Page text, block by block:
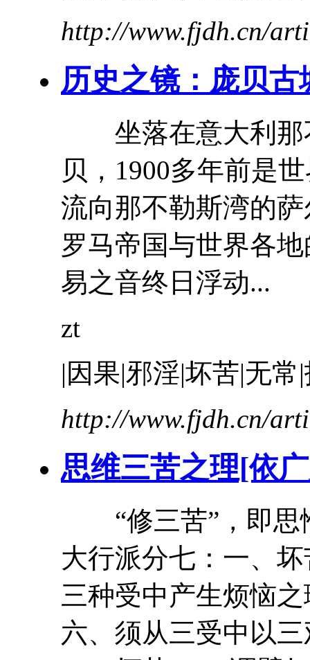
http://www.fjdh.cn/
历史之镜：庞贝
坐落在意大利那
贝，1900多年前是
流向那不勒斯湾的
罗马帝国与世界各
易之音终日浮动...
zt
|因果|邪淫|坏苦|无常
http://www.fjdh.cn/
思维三苦之理[依
“修三苦”，即思
大行派分七：一、 坏
三种受中产生烦恼
六、须从三受中